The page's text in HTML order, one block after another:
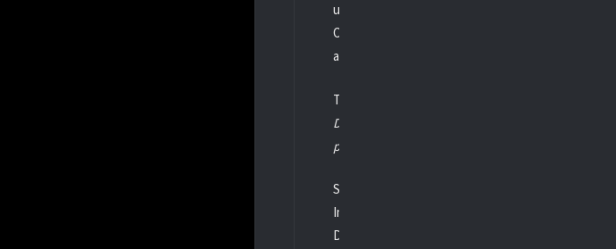
und Maximilian Pauli ebenfalls ihre Namen auf die
Offensive zeigte sich der EVD kreativ und
anderem von Latusek, Stehr, Derksen, Bezouska
Trainer Fabian Schwarze zeigte sich zufrieden:
Defensive viel geblockt und unser Torhüter war
platt, weil sie nur mit elf Feldspielern angereist
Spiel 2: EV Duisburg – REV Bremerhaven 5:3 (2:1, 2:1,
Im zweiten Spiel trat Bremerhaven mit einem
Doch die Jungfüchse behielten die Nerven und